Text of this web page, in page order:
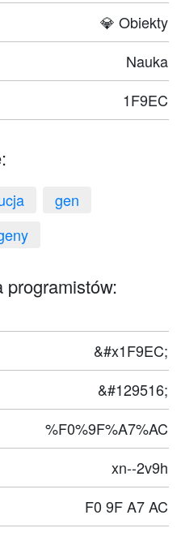
💎 Obiekty
Nauka
1F9EC
gen
programistów:
&#x1F9EC;
&#129516;
%F0%9F%A7%AC
xn--2v9h
F0 9F A7 AC